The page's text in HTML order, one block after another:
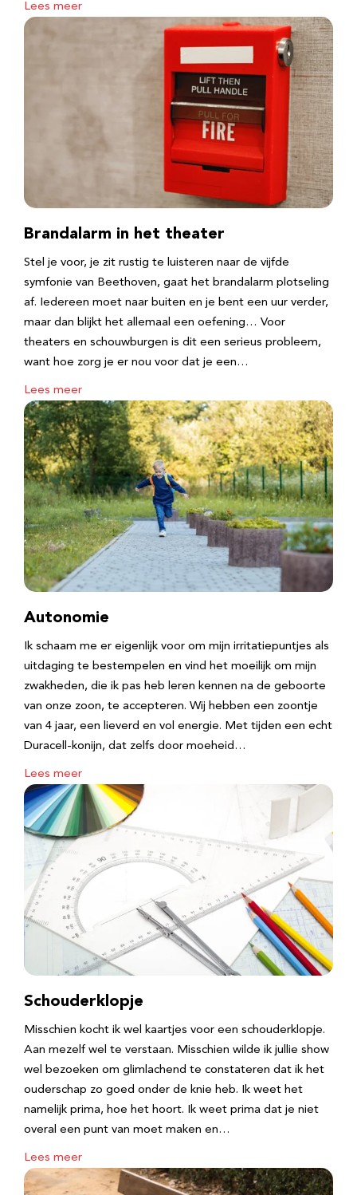
Lees meer
Brandalarm in het theater
Stel je voor, je zit rustig te luisteren naar de vijfde
symfonie van Beethoven, gaat het brandalarm plotseling
af. Iedereen moet naar buiten en je bent een uur verder,
maar dan blijkt het allemaal een oefening… Voor
theaters en schouwburgen is dit een serieus probleem,
want hoe zorg je er nou voor dat je een…
Lees meer
Autonomie
Ik schaam me er eigenlijk voor om mijn irritatiepuntjes als
uitdaging te bestempelen en vind het moeilijk om mijn
zwakheden, die ik pas heb leren kennen na de geboorte
van onze zoon, te accepteren. Wij hebben een zoontje
van 4 jaar, een lieverd en vol energie. Met tijden een echt
Duracell-konijn, dat zelfs door moeheid…
Lees meer
Schouderklopje
Misschien kocht ik wel kaartjes voor een schouderklopje.
Aan mezelf wel te verstaan. Misschien wilde ik jullie show
wel bezoeken om glimlachend te constateren dat ik het
ouderschap zo goed onder de knie heb. Ik weet het
namelijk prima, hoe het hoort. Ik weet prima dat je niet
overal een punt van moet maken en…
Lees meer